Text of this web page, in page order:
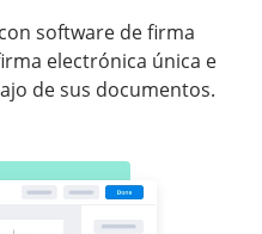
software de firma
electrónica única e
de sus documentos.